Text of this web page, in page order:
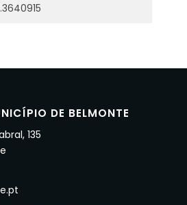
DE BELMONTE
135